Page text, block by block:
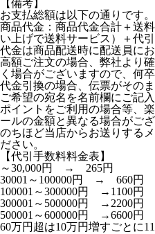
【備考】
お支払総額は以下の通りです。
商品代金：商品代金合計＋送
い上げで送料サービス）＋代
代金は商品配送時に配送員にお
高額ご注文の場合、弊社より
く場合がございますので、何
代金引換の場合、伝票がその
ご希望の宛名を名前欄にご記入
ポイントをご利用の場合等、
ールの金額と異なる場合がござ
のちほど当店からお送りする
ださい。
【代引手数料料金表】
～30,000円 → 265円
30001～100000円 → 660円
100001～300000円 →1100円
300001～500000円 →2200円
500001～600000円 →6600円
60万円超は10万円増すごとに